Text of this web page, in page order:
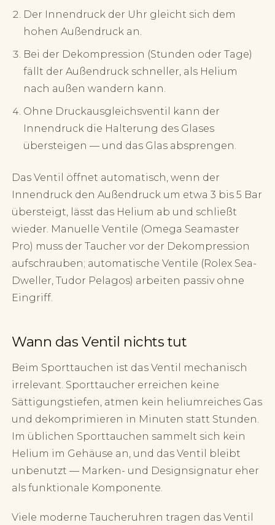
Der Innendruck der Uhr gleicht sich dem
hohen Außendruck an.
Bei der Dekompression (Stunden oder Tage)
fällt der Außendruck schneller, als Helium
nach außen wandern kann.
Ohne Druckausgleichsventil kann der
Innendruck die Halterung des Glases
übersteigen — und das Glas absprengen.
Das Ventil öffnet automatisch, wenn der
Innendruck den Außendruck um etwa 3 bis 5 Bar
übersteigt, lässt das Helium ab und schließt
wieder. Manuelle Ventile (Omega Seamaster
Pro) muss der Taucher vor der Dekompression
aufschrauben; automatische Ventile (Rolex Sea-
Dweller, Tudor Pelagos) arbeiten passiv ohne
Eingriff.
Wann das Ventil nichts tut
Beim Sporttauchen ist das Ventil mechanisch
irrelevant. Sporttaucher erreichen keine
Sättigungstiefen, atmen kein heliumreiches Gas
und dekomprimieren in Minuten statt Stunden.
Im üblichen Sporttauchen sammelt sich kein
Helium im Gehäuse an, und das Ventil bleibt
unbenutzt — Marken- und Designsignatur eher
als funktionale Komponente.
Viele moderne Taucheruhren tragen das Ventil